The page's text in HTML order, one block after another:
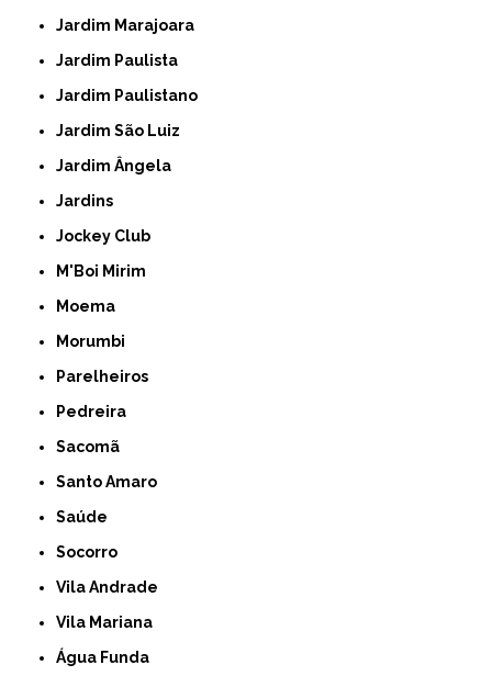
Jardim Marajoara
Jardim Paulista
Jardim Paulistano
Jardim São Luiz
Jardim Ângela
Jardins
Jockey Club
M'Boi Mirim
Moema
Morumbi
Parelheiros
Pedreira
Sacomã
Santo Amaro
Saúde
Socorro
Vila Andrade
Vila Mariana
Água Funda